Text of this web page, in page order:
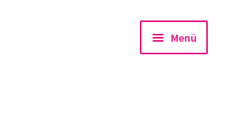
Menü